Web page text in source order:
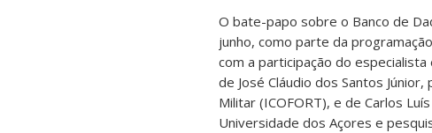
O bate-papo sobre o Banco de
junho, como parte da
com a participação do
de José Cláudio dos Santos
Militar (ICOFORT), e de Carlos
Universidade dos Açores e